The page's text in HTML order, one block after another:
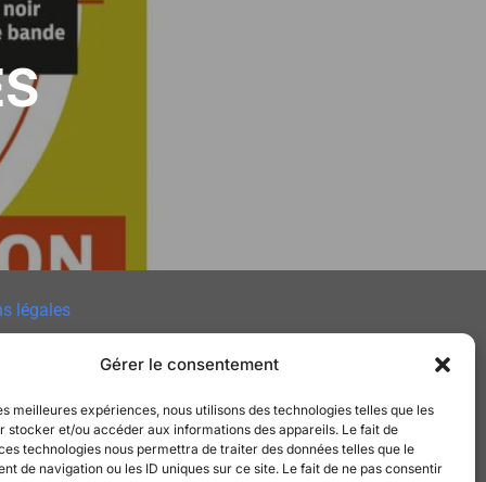
Gérer le consentement
meilleures expériences, nous utilisons des technologies telles que les
stocker et/ou accéder aux informations des appareils. Le fait de
technologies nous permettra de traiter des données telles que le
de navigation ou les ID uniques sur ce site. Le fait de ne pas consentir
légales